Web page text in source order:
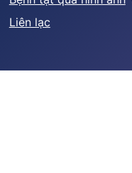
Liên lạc